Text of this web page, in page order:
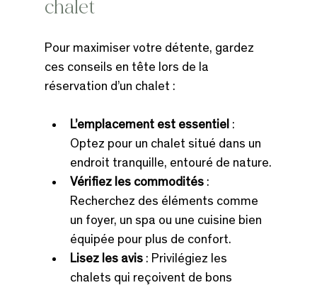
chalet
Pour maximiser votre détente, gardez
ces conseils en tête lors de la
réservation d’un chalet :
L’emplacement est essentiel :
Optez pour un chalet situé dans un
endroit tranquille, entouré de nature.
Vérifiez les commodités :
Recherchez des éléments comme
un foyer, un spa ou une cuisine bien
équipée pour plus de confort.
Lisez les avis : Privilégiez les
chalets qui reçoivent de bons